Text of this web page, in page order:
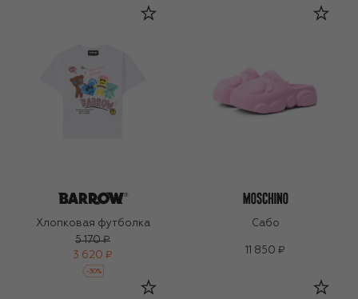
Хлопковая футболка
5 170 ₽
3 620 ₽
-30%
Сабо
11 850 ₽